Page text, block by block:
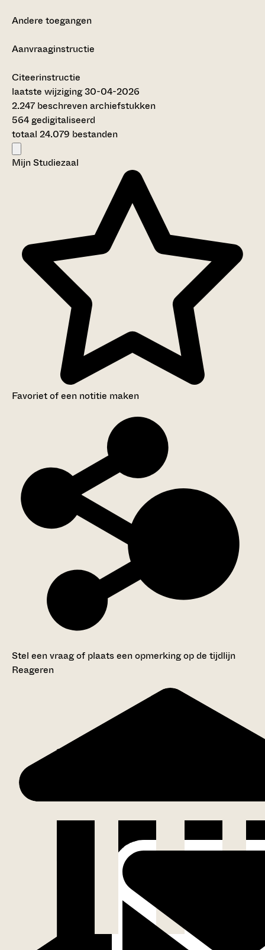
Andere toegangen
Aanvraaginstructie
Citeerinstructie
laatste wijziging 30-04-2026
2.247 beschreven archiefstukken
564 gedigitaliseerd
totaal 24.079 bestanden
Mijn Studiezaal
Favoriet of een notitie maken
Stel een vraag of plaats een opmerking op de tijdlijn
Reageren